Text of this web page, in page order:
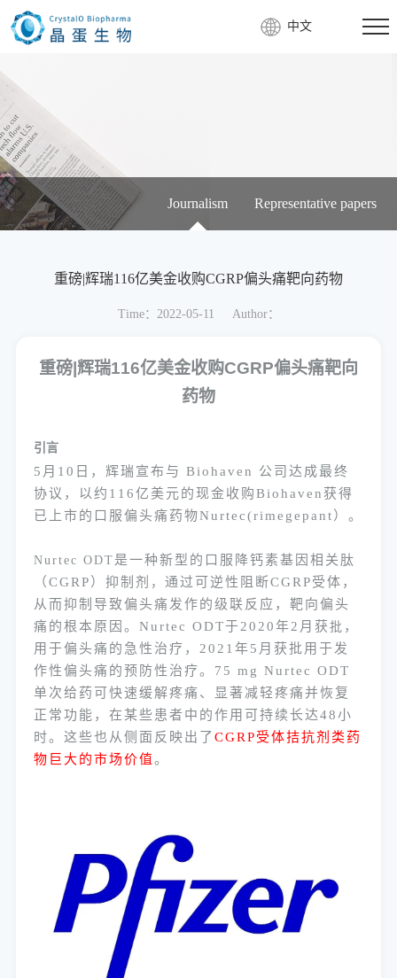
中文
Journalism Representative papers
重磅|辉瑞116亿美金收购CGRP偏头痛靶向药物
Time：2022-05-11 Author：
重磅 辉瑞116亿美金收购CGRP偏头痛靶向
药物
引言
5月10日，辉瑞宣布与 Biohaven 公司达成最终
协议，以约116亿美元的现金收购Biohaven获得
已上市的口服偏头痛药物Nurtec(rimegepant）。
Nurtec ODT 是一种新型的口服降钙素基因相关肽
（ CGRP）抑制剂 ， 通过可逆性阻断CGRP受体，
从而抑制导致偏头痛发作的级联反应，靶向偏头
痛的根本原因。Nurtec ODT于2020年2月获 批 ，
用于偏头痛的急性治疗， 2021年5月获批用于发
作性偏头痛的预防性治疗。75 mg Nurtec ODT
单次给药可快速缓解疼痛、显著减轻疼痛并恢复
正常功能，在某些患者中的作用可持续长达48小
时。这些也从侧面反映出了 CGRP受体拮抗剂类药
物巨大的市场价值 。